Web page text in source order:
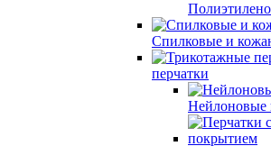
Спилковые и
перчатки
Нейлоновые